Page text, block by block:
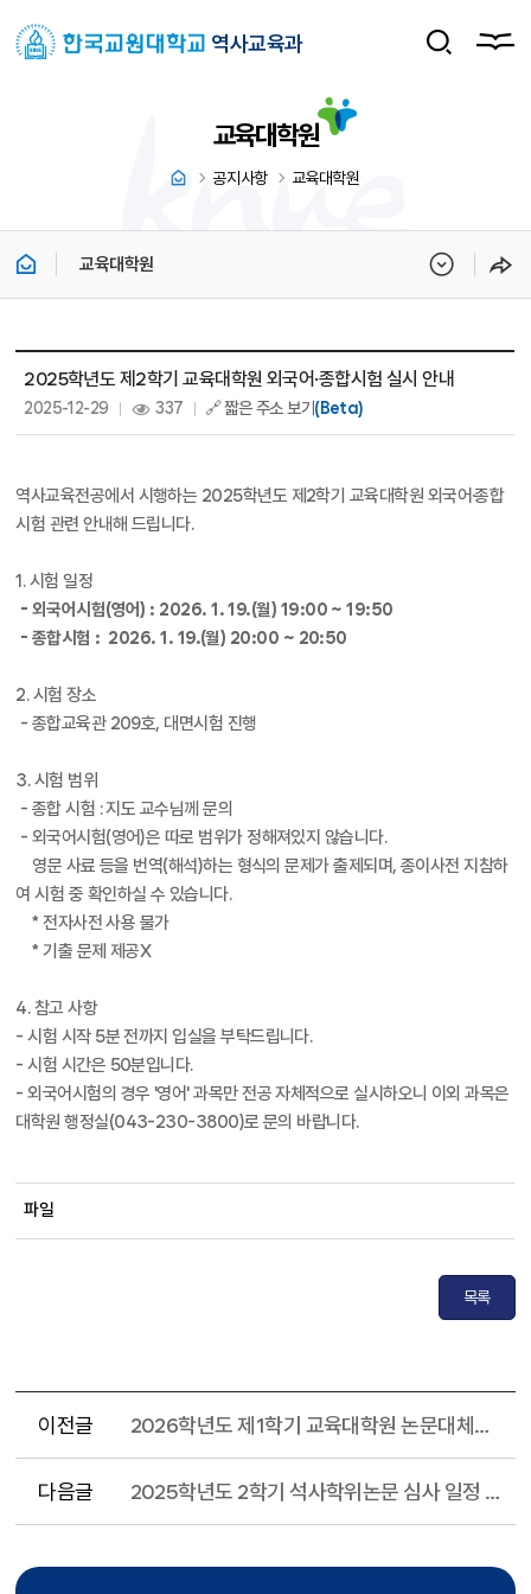
역사교육과
교육대학원
공지사항 교육대학원
교육대학원
2025학년도 제2학기 교육대학원 외국어·종합시험 실시 안내
2025-12-29 337 🔗 짧은 주소 보기(Beta)
역사교육전공에서 시행하는 2025학년도 제2학기 교육대학원 외국어·종합
시험 관련 안내해 드립니다.
1. 시험 일정
- 외국어시험(영어) : 2026. 1. 19.(월) 19:00 ~ 19:50
- 종합시험 : 2026. 1. 19.(월) 20:00 ~ 20:50
2. 시험 장소
- 종합교육관 209호, 대면시험 진행
3. 시험 범위
- 종합 시험 : 지도 교수님께 문의
- 외국어시험(영어)은 따로 범위가 정해져있지 않습니다.
영문 사료 등을 번역(해석)하는 형식의 문제가 출제되며, 종이사전 지참하
여 시험 중 확인하실 수 있습니다.
* 전자사전 사용 불가
* 기출 문제 제공X
4. 참고 사항
- 시험 시작 5분 전까지 입실을 부탁드립니다.
- 시험 시간은 50분입니다.
- 외국어시험의 경우 '영어' 과목만 전공 자체적으로 실시하오니 이외 과목은
대학원 행정실(043-230-3800)로 문의 바랍니다.
파일
목록
이전글 2026학년도 제1학기 교육대학원 논문대체학점 이수제 추진 계획
다음글 2025학년도 2학기 석사학위논문 심사 일정 안내